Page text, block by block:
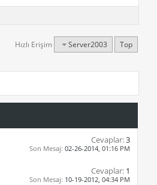
Hızlı Erişim Server2003 Top
Cevaplar:3
Son Mesaj: 02-26-2014, 01:16 PM
Cevaplar: 1
Son Mesaj: 10-19-2012, 04:34 PM